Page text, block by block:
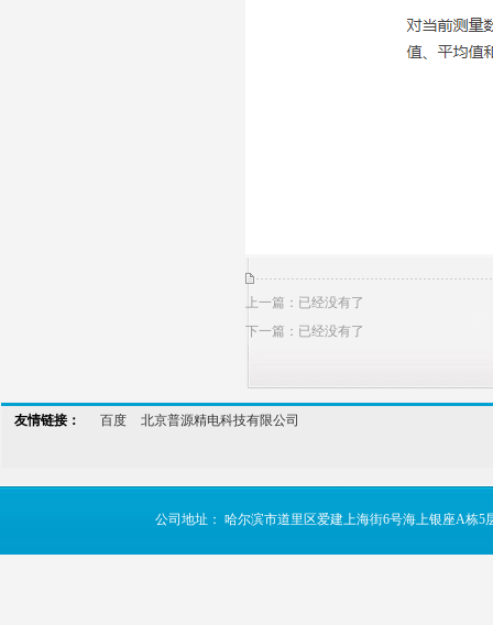
上一篇：已经没有了
下一篇：已经没有了
友情链接： 百度 北京普源精电科技有限公司
公司地址： 哈尔滨市道里区爱建上海街6号海上银座A